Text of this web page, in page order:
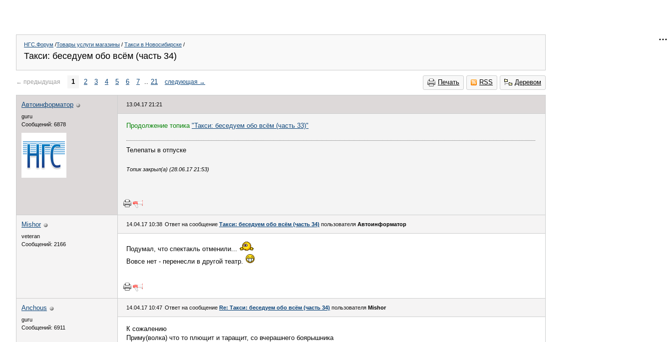
НГС.Форум /Товары услуги магазины / Такси в Новосибирске /
Такси: беседуем обо всём (часть 34)
Печать RSS Деревом
← предыдущая 1 2 3 4 5 6 7 .. 21 следующая →
Автоинформатор
guru
Сообщений: 6878
13.04.17 21:21
Продолжение топика "Такси: беседуем обо всём (часть 33)"
Телепаты в отпуске
Топик закрыл(а) (28.06.17 21:53)
Mishor
veteran
Сообщений: 2166
14.04.17 10:38 Ответ на сообщение Такси: беседуем обо всём (часть 34) пользователя Автоинформатор
Подумал, что спектакль отменили...
Вовсе нет - перенесли в другой театр.
Anchous
guru
Сообщений: 6911
14.04.17 10:47 Ответ на сообщение Re: Такси: беседуем обо всём (часть 34) пользователя Mishor
К сожалению
Приму(волка) что то плющит и таращит, со вчерашнего боярышника